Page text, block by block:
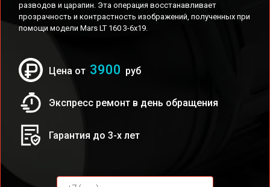
разводов и царапин. Эта операция восстанавливает
прозрачность и контрастность изображений, полученных при
помощи модели Mars LT 160 3-6x19.
Цена от 3900 руб
Экспресс ремонт в день обращения
Гарантия до 3-х лет